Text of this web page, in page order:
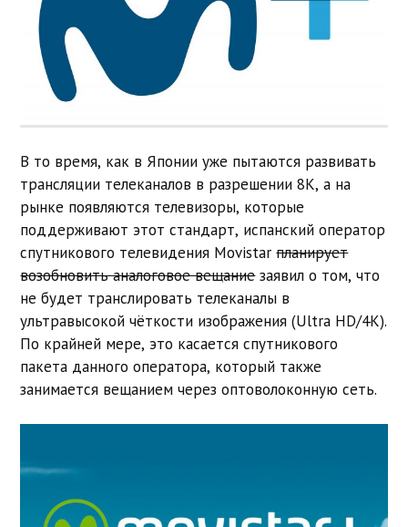
В то время, как в Японии уже пытаются развивать
трансляции телеканалов в разрешении 8K, а на
рынке появляются телевизоры, которые
поддерживают этот стандарт, испанский оператор
спутникового телевидения Movistarпланирует
возобновить аналоговое вещаниезаявил о том, что
не будет транслировать телеканалы в
ультравысокой чёткости изображения (Ultra HD/4K).
По крайней мере, это касается спутникового
пакета данного оператора, который также
занимается вещанием через оптоволоконную сеть.